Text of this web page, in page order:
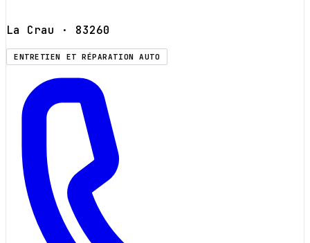
La Crau · 83260
ENTRETIEN ET RÉPARATION AUTO